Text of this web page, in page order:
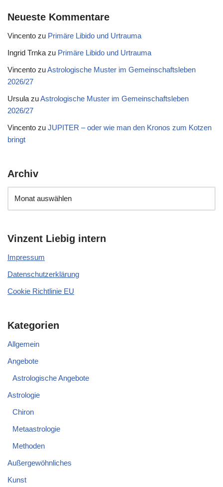
Neueste Kommentare
Vincento zu Primäre Libido und Urtrauma
Ingrid Trnka zu Primäre Libido und Urtrauma
Vincento zuAstrologische Muster im Gemeinschaftsleben
2026/27
Ursula zuAstrologische Muster im Gemeinschaftsleben
2026/27
Vincento zu JUPITER – oder wie man den Kronos zum Kotzen
bringt
Archiv
Vinzent Liebig intern
Impressum
Datenschutzerklärung
Cookie Richtlinie EU
Kategorien
Allgemein
Angebote
Astrologische Angebote
Astrologie
Chiron
Metaastrologie
Methoden
Außergewöhnliches
Kunst